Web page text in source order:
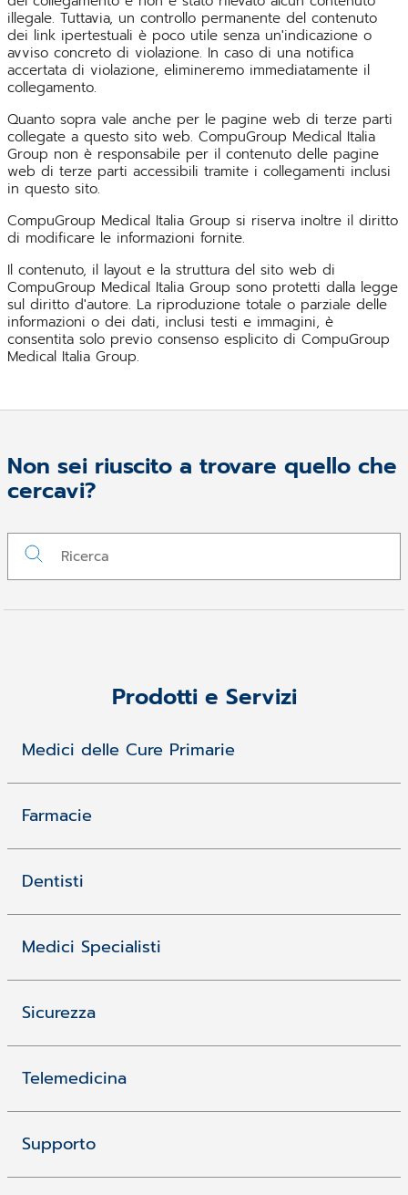
illegale. Tuttavia, un controllo permanente del contenuto
dei link ipertestuali è poco utile senza un'indicazione o
avviso concreto di violazione. In caso di una notifica
accertata di violazione, elimineremo immediatamente il
collegamento.
Quanto sopra vale anche per le pagine web di terze parti
collegate a questo sito web. CompuGroup Medical Italia
Group non è responsabile per il contenuto delle pagine
web di terze parti accessibili tramite i collegamenti inclusi
in questo sito.
CompuGroup Medical Italia Group si riserva inoltre il diritto
di modificare le informazioni fornite.
Il contenuto, il layout e la struttura del sito web di
CompuGroup Medical Italia Group sono protetti dalla legge
sul diritto d'autore. La riproduzione totale o parziale delle
informazioni o dei dati, inclusi testi e immagini, è
consentita solo previo consenso esplicito di CompuGroup
Medical Italia Group.
Non sei riuscito a trovare quello che
cercavi?
Prodotti e Servizi
Medici delle Cure Primarie
Farmacie
Dentisti
Medici Specialisti
Sicurezza
Telemedicina
Supporto